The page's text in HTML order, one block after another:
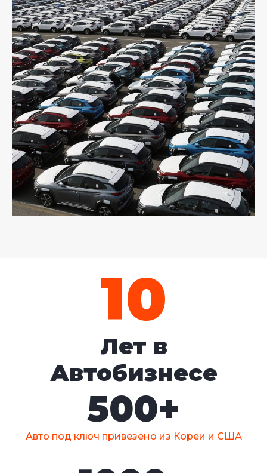
10
Лет в
Автобизнесе
Авто под ключ привезено из Кореи и США
500+